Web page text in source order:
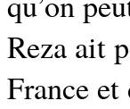
Reza ait
France et